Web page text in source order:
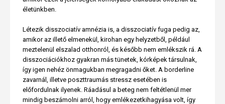
életünkben.
Létezik disszociatív amnézia is, a disszociatív fuga pedig az,
amikor az illető elmenekül, kirohan egy helyzetből, például
meztelenül elszalad otthonról, és később nem emlékszik rá. A
disszociációkhoz gyakran más tünetek, kórképek társulnak,
így igen nehéz önmagukban megragadni őket. A borderline
zavarnál, illetve poszttraumás stressz esetében is
előfordulnak ilyenek. Ráadásul a beteg nem feltétlenül mer
mindig beszámolni arról, hogy emlékezetkihagyása volt, így